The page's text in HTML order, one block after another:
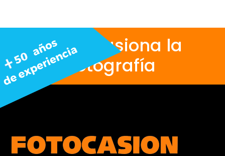
Nos apasiona la
fotografía